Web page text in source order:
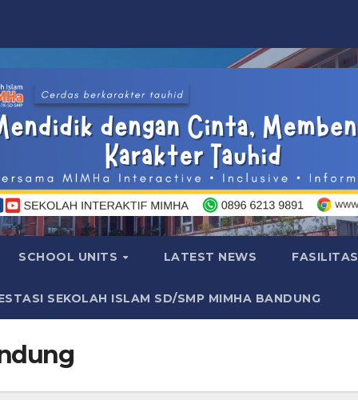
SCHOOL UNITS LATEST NEWS FASILITAS
SEKOLAH ISLAM SD/SMP MIMHA BANDUNG